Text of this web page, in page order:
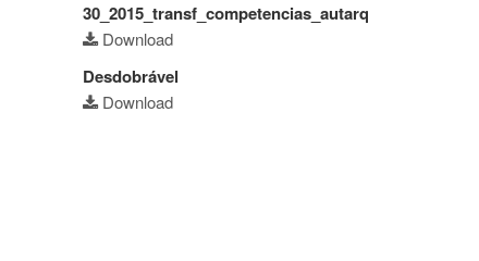
30_2015_transf_competencias_autarquias
Download
Desdobrável
Download